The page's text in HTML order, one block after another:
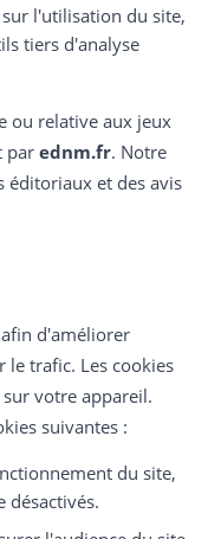
l'utilisation du site,
tiers d'analyse
ou relative aux jeux
par ednm.fr. Notre
éditoriaux et des avis
d'améliorer
le trafic. Les cookies
votre appareil.
suivantes :
du site,
désactivés.